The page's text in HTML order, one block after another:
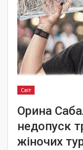
Світ
Орина
недопуск
жіночих